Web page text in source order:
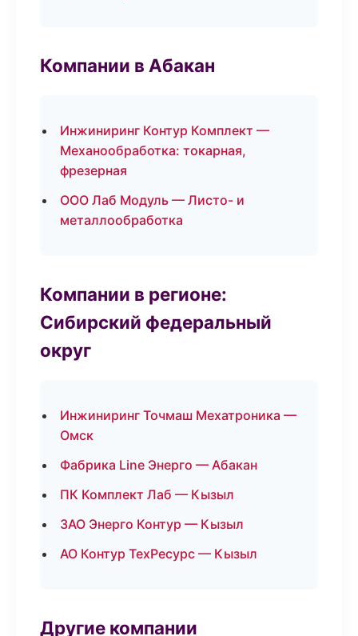
Компании в Абакан
Инжиниринг Контур Комплект —
Механообработка: токарная,
фрезерная
ООО Лаб Модуль — Листо- и
металлообработка
Компании в регионе:
Сибирский федеральный
округ
Инжиниринг Точмаш Мехатроника —
Омск
Фабрика Line Энерго — Абакан
ПК Комплект Лаб — Кызыл
ЗАО Энерго Контур — Кызыл
АО Контур ТехРесурс — Кызыл
Другие компании